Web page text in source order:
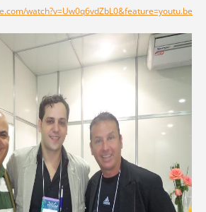
watch?v=Uw0q6vdZbL0&feature=youtu.be